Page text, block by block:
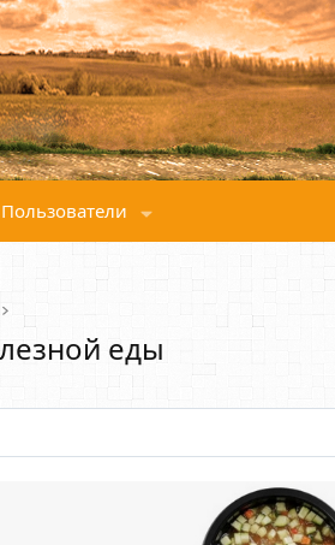
Пользователи
еды